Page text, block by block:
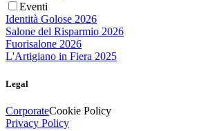
Eventi
Identità Golose 2026
Salone del Risparmio 2026
Fuorisalone 2026
L'Artigiano in Fiera 2025
Legal
CorporateCookie Policy
Privacy Policy